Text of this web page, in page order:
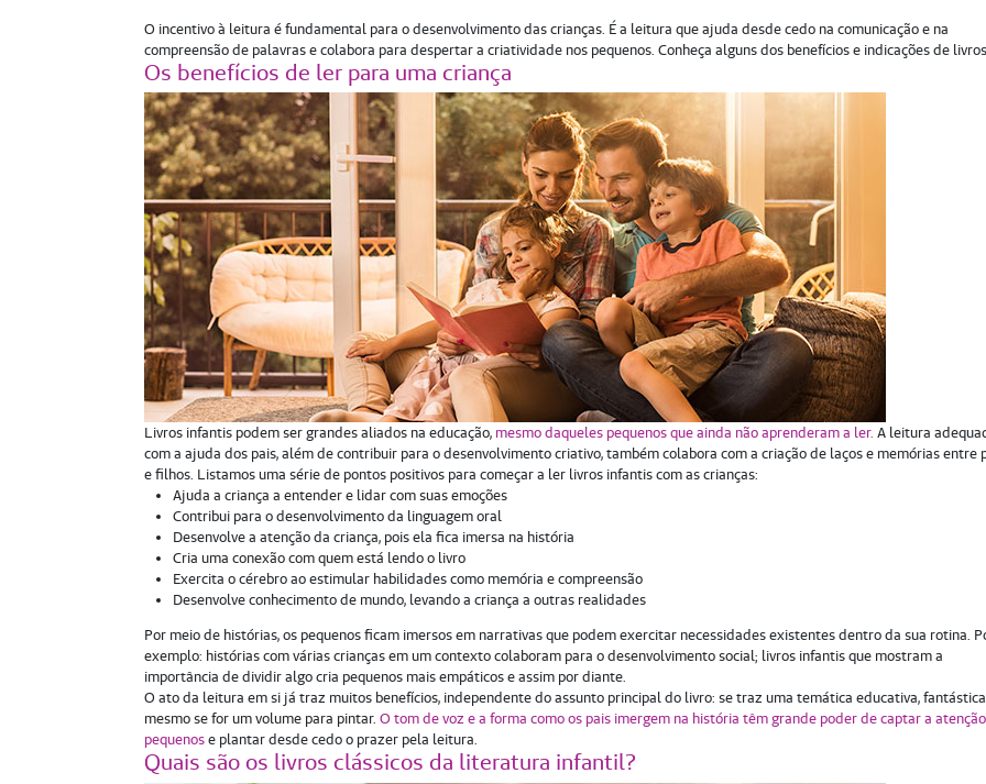
O incentivo à leitura é fundamental para o desenvolvimento das crianças. É a leitura que ajuda desde cedo na comunicação e na
compreensão de palavras e colabora para despertar a criatividade nos pequenos. Conheça alguns dos benefícios e indicações de
Os benefícios de ler para uma criança
Livros infantis podem ser grandes aliados na educação, mesmo daqueles pequenos que ainda não aprenderam a ler. A leitura
com a ajuda dos pais, além de contribuir para o desenvolvimento criativo, também colabora com a criação de laços e memórias entre
e filhos. Listamos uma série de pontos positivos para começar a ler livros infantis com as crianças:
Ajuda a criança a entender e lidar com suas emoções
Contribui para o desenvolvimento da linguagem oral
Desenvolve a atenção da criança, pois ela fica imersa na história
Cria uma conexão com quem está lendo o livro
Exercita o cérebro ao estimular habilidades como memória e compreensão
Desenvolve conhecimento de mundo, levando a criança a outras realidades
Por meio de histórias, os pequenos ficam imersos em narrativas que podem exercitar necessidades existentes dentro da sua rotina.
exemplo: histórias com várias crianças em um contexto colaboram para o desenvolvimento social; livros infantis que mostram a
importância de dividir algo cria pequenos mais empáticos e assim por diante.
O ato da leitura em si já traz muitos benefícios, independente do assunto principal do livro: se traz uma temática educativa,
mesmo se for um volume para pintar.O tom de voz e a forma como os pais imergem na história têm grande poder de captar a
pequenose plantar desde cedo o prazer pela leitura.
Quais são os livros clássicos da literatura infantil?